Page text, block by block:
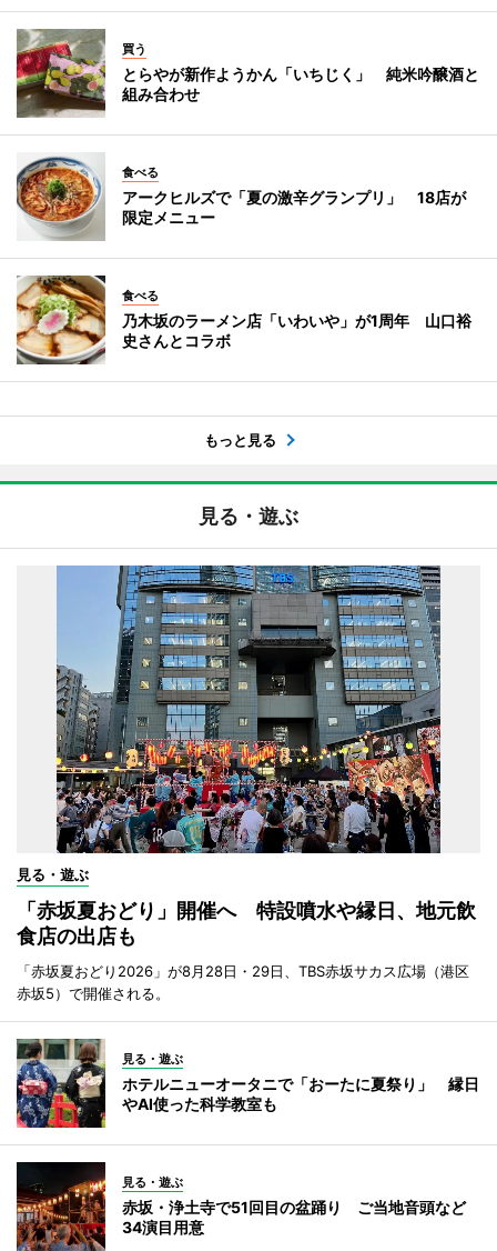
買う
とらやが新作ようかん「いちじく」 純米吟醸酒と
組み合わせ
食べる
アークヒルズで「夏の激辛グランプリ」 18店が
限定メニュー
食べる
乃木坂のラーメン店「いわいや」が1周年 山口裕
史さんとコラボ
もっと見る
見る・遊ぶ
見る・遊ぶ
「赤坂夏おどり」開催へ 特設噴水や縁日、地元飲
食店の出店も
「赤坂夏おどり2026」が8月28日・29日、TBS赤坂サカス広場（港区
赤坂5）で開催される。
見る・遊ぶ
ホテルニューオータニで「おーたに夏祭り」 縁日
やAI使った科学教室も
見る・遊ぶ
赤坂・浄土寺で51回目の盆踊り ご当地音頭など
34演目用意